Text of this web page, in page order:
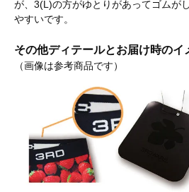
が、3(L)の方がゆとりがあってゴムが
やすいです。
その他ディテールとお届け時のイ
（画像は参考商品です）